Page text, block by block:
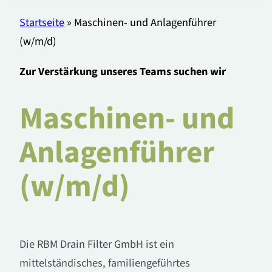
Startseite» Maschinen- und Anlagenführer
(w/m/d)
Zur Verstärkung unseres Teams suchen wir
Maschinen- und
Anlagenführer
(w/m/d)
Die RBM Drain Filter GmbH ist ein
mittelständisches, familiengeführtes